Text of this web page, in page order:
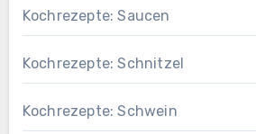
Kochrezepte: Saucen
Kochrezepte: Schnitzel
Kochrezepte: Schwein